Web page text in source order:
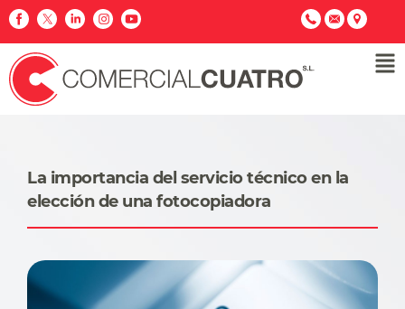
La importancia del servicio técnico en la
elección de una fotocopiadora